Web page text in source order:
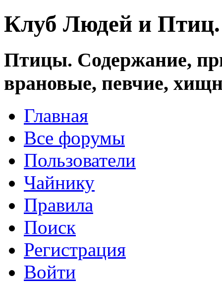
Клуб Людей и
Птицы. Содержание,
врановые, певчие,
Главная
Все форумы
Пользователи
Чайнику
Правила
Поиск
Регистрация
Войти